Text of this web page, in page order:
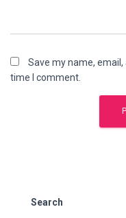
Save my name,
time I comment.
Search